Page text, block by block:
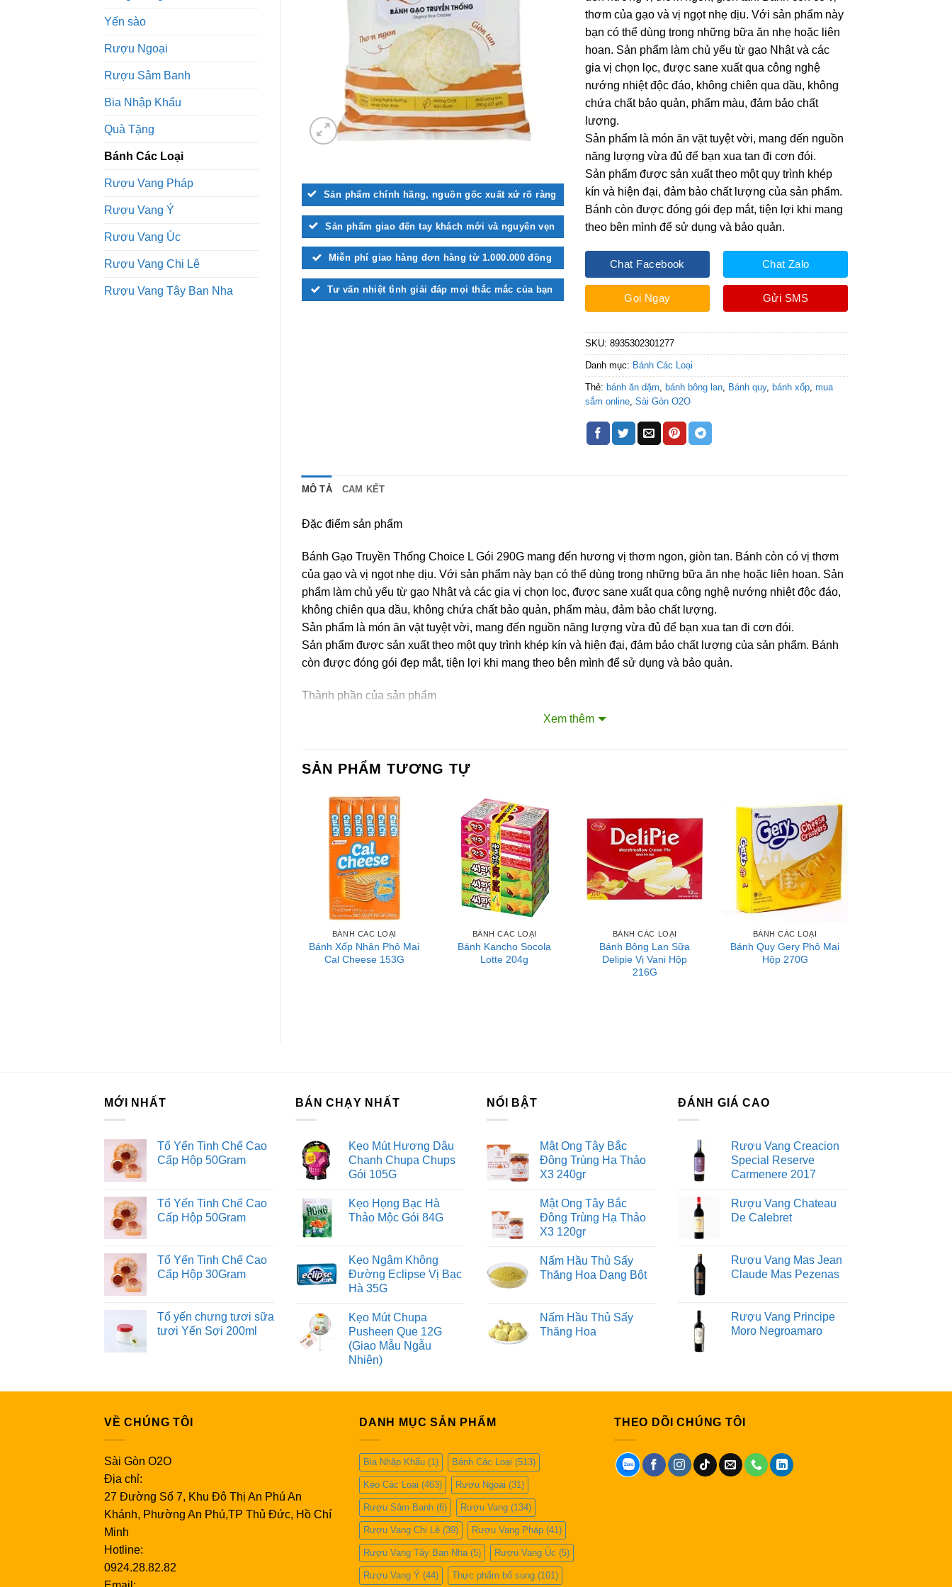
Yến sào
Rượu Ngoại
Rượu Sâm Banh
Bia Nhập Khẩu
Quà Tặng
Bánh Các Loại
Rượu Vang Pháp
Rượu Vang Ý
Rượu Vang Úc
Rượu Vang Chi Lê
Rượu Vang Tây Ban Nha
Sản phẩm chính hãng, nguồn gốc xuất xứ rõ ràng
Sản phẩm giao đến tay khách mới và nguyên vẹn
Miễn phí giao hàng đơn hàng từ 1.000.000 đồng
Tư vấn nhiệt tình giải đáp mọi thắc mắc của bạn
thơm của gạo và vị ngọt nhẹ dịu. Với sản phẩm này
bạn có thể dùng trong những bữa ăn nhẹ hoặc liên
hoan. Sản phẩm làm chủ yếu từ gạo Nhật và các
gia vị chọn lọc, được sane xuất qua công nghệ
nướng nhiệt độc đáo, không chiên qua dầu, không
chứa chất bảo quản, phẩm màu, đảm bảo chất
lượng.
Sản phẩm là món ăn vặt tuyệt vời, mang đến nguồn
năng lượng vừa đủ để bạn xua tan đi cơn đói.
Sản phẩm được sản xuất theo một quy trình khép
kín và hiện đại, đảm bảo chất lượng của sản phẩm.
Bánh còn được đóng gói đẹp mắt, tiện lợi khi mang
theo bên mình để sử dụng và bảo quản.
Chat Facebook
Gọi Ngay
Chat Zalo
Gửi SMS
SKU:8935302301277
Danh mục: Bánh Các Loại
Thẻ: bánh ăn dặm, bánh bông lan, Bánh quy, bánh xốp,mua
sắm online,Sài Gòn O2O
MÔ TẢ CAM KẾT
Đặc điểm sản phẩm
Bánh Gạo Truyền Thống Choice L Gói 290G mang đến hương vị thơm ngon, giòn tan. Bánh còn có vị thơm
của gạo và vị ngọt nhẹ dịu. Với sản phẩm này bạn có thể dùng trong những bữa ăn nhẹ hoặc liên hoan. Sản
phẩm làm chủ yếu từ gạo Nhật và các gia vị chọn lọc, được sane xuất qua công nghệ nướng nhiệt độc đáo,
không chiên qua dầu, không chứa chất bảo quản, phẩm màu, đảm bảo chất lượng.
Sản phẩm là món ăn vặt tuyệt vời, mang đến nguồn năng lượng vừa đủ để bạn xua tan đi cơn đói.
Sản phẩm được sản xuất theo một quy trình khép kín và hiện đại, đảm bảo chất lượng của sản phẩm. Bánh
còn được đóng gói đẹp mắt, tiện lợi khi mang theo bên mình để sử dụng và bảo quản.
Thành phần của sản phẩm
Dùng ăn ngay sau khi mở bao bì.
Hướng dẫn bảo quản
Bảo quản nơi khô ráo, thoáng mát, tránh ánh nắng trực tiếp.
Liên hệ với Sài Gòn O2O
Hệ thống của chúng tôi
Xem thêm
SẢN PHẨM TƯƠNG TỰ
BÁNH CÁC LOẠI
Bánh Xốp Nhân Phô Mai
Cal Cheese 153G
BÁNH CÁC LOẠI
Bánh Kancho Socola
Lotte 204g
BÁNH CÁC LOẠI
Bánh Bông Lan Sữa
Delipie Vị Vani Hộp
216G
BÁNH CÁC LOẠI
Bánh Quy Gery Phô Mai
Hộp 270G
MỚI NHẤT
Tổ Yến Tinh Chế Cao
Cấp Hộp 50Gram
Tổ Yến Tinh Chế Cao
Cấp Hộp 50Gram
Tổ Yến Tinh Chế Cao
Cấp Hộp 30Gram
Tổ yến chưng tươi sữa
tươi Yến Sợi 200ml
BÁN CHẠY NHẤT
Kẹo Mút Hương Dâu
Chanh Chupa Chups
Gói 105G
Kẹo Họng Bạc Hà
Thảo Mộc Gói 84G
Kẹo Ngậm Không
Đường Eclipse Vị Bạc
Hà 35G
Kẹo Mút Chupa
Pusheen Que 12G
(Giao Mẫu Ngẫu
Nhiên)
NỔI BẬT
Mật Ong Tây Bắc
Đông Trùng Hạ Thảo
X3 240gr
Mật Ong Tây Bắc
Đông Trùng Hạ Thảo
X3 120gr
Nấm Hầu Thủ Sấy
Thăng Hoa Dạng Bột
Nấm Hầu Thủ Sấy
Thăng Hoa
ĐÁNH GIÁ CAO
Rượu Vang Creacion
Special Reserve
Carmenere 2017
Rượu Vang Chateau
De Calebret
Rượu Vang Mas Jean
Claude Mas Pezenas
Rượu Vang Principe
Moro Negroamaro
VỀ CHÚNG TÔI
Sài Gòn O2O
Địa chỉ:
27 Đường Số 7, Khu Đô Thị An Phú An
Khánh, Phường An Phú,TP Thủ Đức, Hồ Chí
Minh
Hotline:
0924.28.82.82
DANH MỤC SẢN PHẨM
Bia Nhập Khẩu (1) Bánh Các Loại (513)
Kẹo Các Loại (463) Rượu Ngoại (31)
Rượu Sâm Banh (6) Rượu Vang (134)
Rượu Vang Chi Lê (39) Rượu Vang Pháp (41)
Rượu Vang Tây Ban Nha(5) Rượu Vang Úc (5)
Rượu Vang Ý (44) Thực phẩm bổ sung (101)
THEO DÕI CHÚNG TÔI